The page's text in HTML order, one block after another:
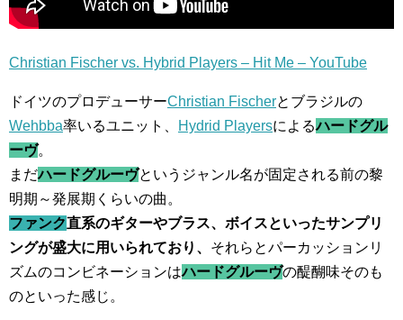
Christian Fischer vs. Hybrid Players – Hit Me – YouTube
ドイツのプロデューサーChristian Fischerとブラジルの
Wehbba率いるユニット、 Hydrid Playersによるハードグル
ーヴ。
まだハードグルーヴというジャンル名が固定される前の黎
明期～発展期くらいの曲。
ファンク直系のギターやブラス、ボイスといったサンプリ
ングが盛大に用いられており、 それらとパーカッションリ
ズムのコンビネーションはハードグルーヴの醍醐味そのも
のといった感じ。